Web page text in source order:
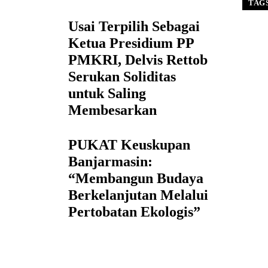
Usai Terpilih Sebagai
Ketua Presidium PP
PMKRI, Delvis Rettob
Serukan Soliditas
untuk Saling
Membesarkan
PUKAT Keuskupan
Banjarmasin:
“Membangun Budaya
Berkelanjutan Melalui
Pertobatan Ekologis”